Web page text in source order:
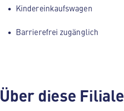
Kindereinkaufswagen
Barrierefrei zugänglich
Über diese Filiale